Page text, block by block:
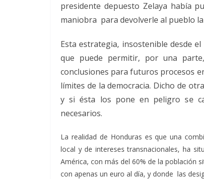
presidente depuesto Zelaya había
maniobra para devolverle al pueblo
Esta estrategia, insostenible desde
que puede permitir, por una
conclusiones para futuros procesos
límites de la democracia. Dicho de
y si ésta los pone en peligro se
necesarios.
La realidad de Honduras es que una
local y de intereses transnacionales, ha
América, con más del 60% de la población
con apenas un euro al día, y donde las